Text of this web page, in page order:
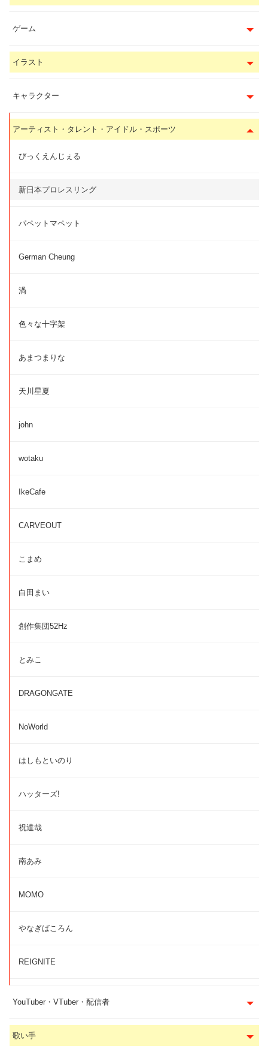
ゲーム
イラスト
キャラクター
アーティスト・タレント・アイドル・スポーツ
びっくえんじぇる
新日本プロレスリング
パペットマペット
German Cheung
渦
色々な十字架
あまつまりな
天川星夏
john
wotaku
IkeCafe
CARVEOUT
こまめ
白田まい
創作集団52Hz
とみこ
DRAGONGATE
NoWorld
はしもといのり
ハッターズ!
祝達哉
南あみ
MOMO
やなぎばころん
REIGNITE
YouTuber・VTuber・配信者
歌い手